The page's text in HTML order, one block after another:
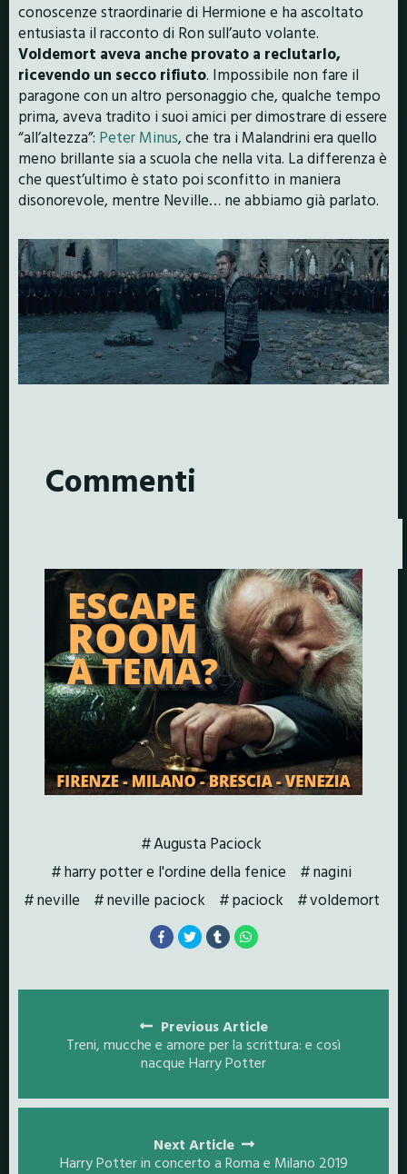
conoscenze straordinarie di Hermione e ha ascoltato
entusiasta il racconto di Ron sull’auto volante.
Voldemort aveva anche provato a reclutarlo,
ricevendo un secco rifiuto. Impossibile non fare il
paragone con un altro personaggio che, qualche tempo
prima, aveva tradito i suoi amici per dimostrare di essere
“all’altezza”: Peter Minus, che tra i Malandrini era quello
meno brillante sia a scuola che nella vita. La differenza è
che quest’ultimo è stato poi sconfitto in maniera
disonorevole, mentre Neville… ne abbiamo già parlato.
Commenti
Augusta Paciock
harry potter e l'ordine della fenice
nagini
neville
neville paciock paciock voldemort
navigation
Previous Article
Treni, mucche e amore per la scrittura: e così
nacque Harry Potter
Next Article
Harry Potter in concerto a Roma e Milano 2019